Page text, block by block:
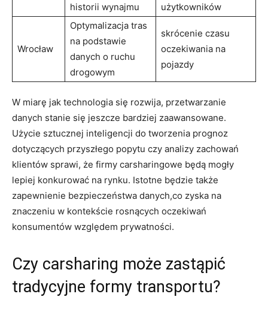
historii wynajmu
użytkowników
Wrocław
Optymalizacja tras
na podstawie
danych o ruchu
drogowym
skrócenie czasu
oczekiwania na
pojazdy
W miarę jak technologia się rozwija, przetwarzanie
danych stanie się jeszcze bardziej zaawansowane.
Użycie sztucznej inteligencji do tworzenia prognoz
dotyczących przyszłego popytu czy analizy zachowań
klientów sprawi, że firmy carsharingowe będą mogły
lepiej konkurować na rynku. Istotne będzie także
zapewnienie bezpieczeństwa danych,co zyska na
znaczeniu w kontekście rosnących oczekiwań
konsumentów względem prywatności.
Czy carsharing może zastąpić
tradycyjne formy transportu?